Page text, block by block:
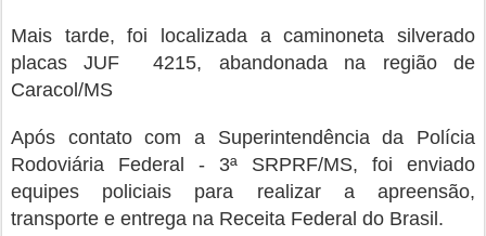
Mais tarde, foi localizada a caminoneta silverado
placas JUF 4215, abandonada na região de
Caracol/MS
Após contato com a Superintendência da Polícia
Rodoviária Federal - 3ª SRPRF/MS, foi enviado
equipes policiais para realizar a apreensão,
transporte e entrega na Receita Federal do Brasil.